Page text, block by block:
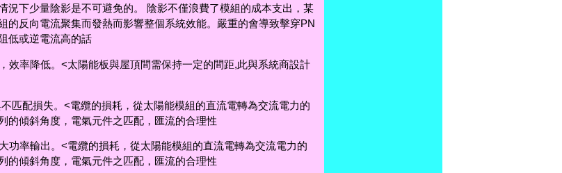
況下少量陰影是不可避免的。 陰影不僅浪費了模組的成本支出，某
的反向電流聚集而發熱而影響整個系統效能。嚴重的會導致擊穿PN
低或逆電流高的話
效率降低。<太陽能板與屋頂間需保持一定的間距,此與系統商設計
匹配損失。<電纜的損耗，從太陽能模組的直流電轉為交流電力的
的傾斜角度，電氣元件之匹配，匯流的合理性
功率輸出。<電纜的損耗，從太陽能模組的直流電轉為交流電力的
的傾斜角度，電氣元件之匹配，匯流的合理性